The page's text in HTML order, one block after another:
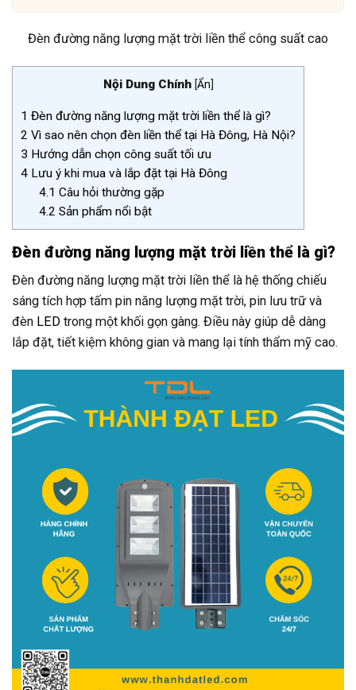
Đèn đường năng lượng mặt trời liền thể công suất cao
Nội Dung Chính [Ẩn]
1 Đèn đường năng lượng mặt trời liền thể là gì?
2 Vì sao nên chọn đèn liền thể tại Hà Đông, Hà Nội?
3 Hướng dẫn chọn công suất tối ưu
4 Lưu ý khi mua và lắp đặt tại Hà Đông
4.1 Câu hỏi thường gặp
4.2 Sản phẩm nổi bật
Đèn đường năng lượng mặt trời liền thể là gì?
Đèn đường năng lượng mặt trời liền thể là hệ thống chiếu
sáng tích hợp tấm pin năng lượng mặt trời, pin lưu trữ và
đèn LED trong một khối gọn gàng. Điều này giúp dễ dàng
lắp đặt, tiết kiệm không gian và mang lại tính thẩm mỹ cao.